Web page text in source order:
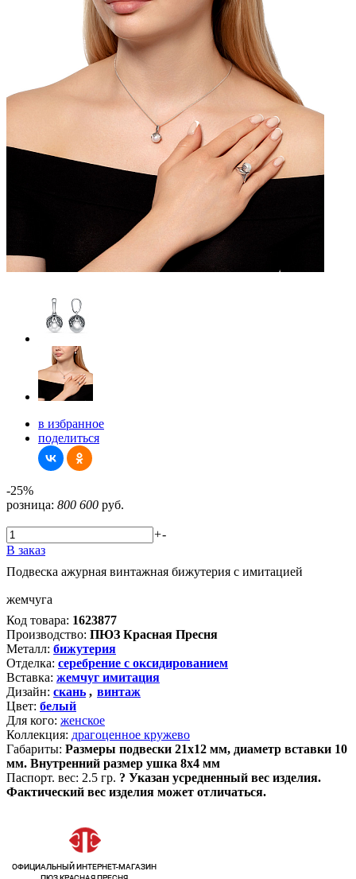
в избранное
поделиться
-25%
розница: 800 600 руб.
+-
В заказ
Подвеска ажурная винтажная бижутерия с имитацией
жемчуга
Код товара: 1623877
Производство: ПЮЗ Красная Пресня
Металл: бижутерия
Отделка: серебрение с оксидированием
Вставка: жемчуг имитация
Дизайн: скань , винтаж
Цвет: белый
Для кого: женское
Коллекция: драгоценное кружево
Габариты: Размеры подвески 21х12 мм, диаметр вставки 10
мм. Внутренний размер ушка 8х4 мм
Паспорт. вес: 2.5 гр. ? Указан усредненный вес изделия.
Фактический вес изделия может отличаться.